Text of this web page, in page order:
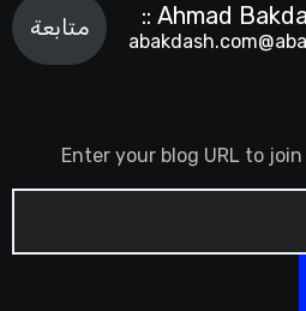
متابعة
Enter your blog URL to